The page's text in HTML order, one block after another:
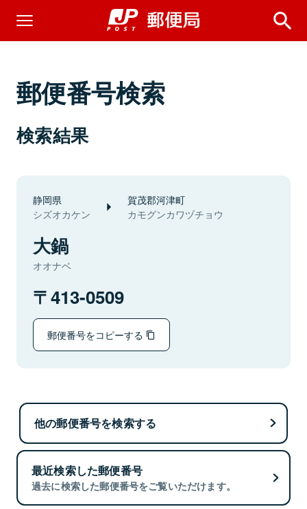
郵便番号検索
検索結果
静岡県
シズオカケン
賀茂郡河津町
カモグンカワヅチョウ
大鍋
オオナベ
413-0509
郵便番号をコピーする
他の郵便番号を検索する
最近検索した郵便番号
過去に検索した郵便番号をご覧いただけます。